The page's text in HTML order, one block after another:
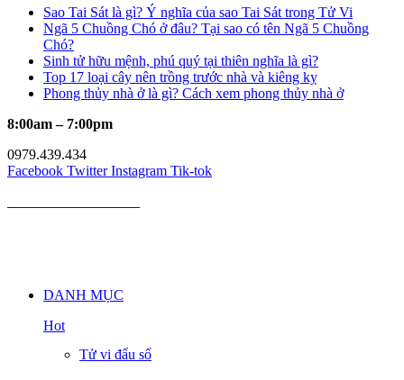
Sao Tai Sát là gì? Ý nghĩa của sao Tai Sát trong Tử Vi
Ngã 5 Chuồng Chó ở đâu? Tại sao có tên Ngã 5 Chuồng
Chó?
Sinh tử hữu mệnh, phú quý tại thiên nghĩa là gì?
Top 17 loại cây nên trồng trước nhà và kiêng kỵ
Phong thủy nhà ở là gì? Cách xem phong thủy nhà ở
8:00am – 7:00pm
0979.439.434
Facebook Twitter Instagram Tik-tok
DANH MỤC
Hot
Tử vi đẩu số